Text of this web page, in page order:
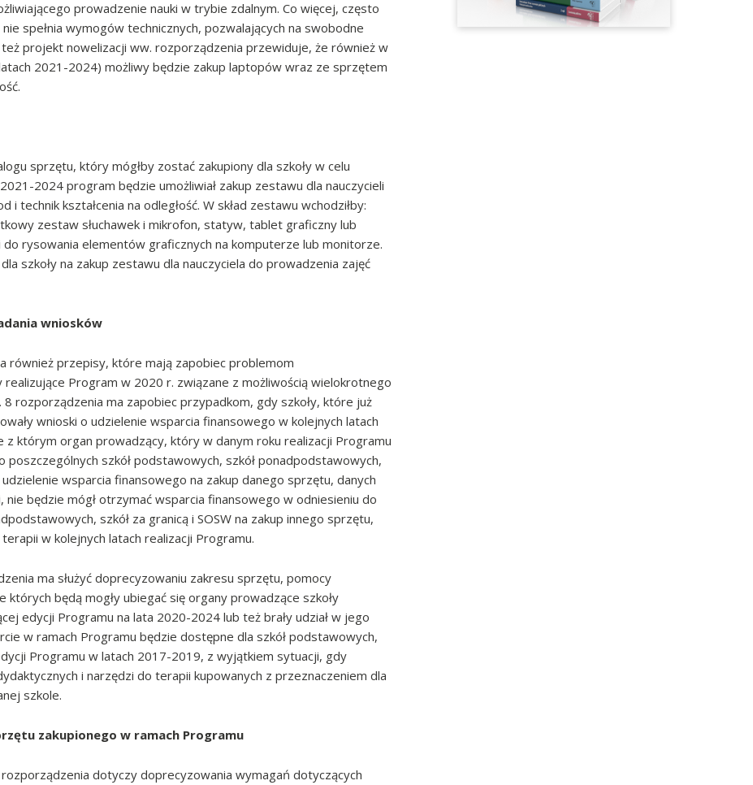
prowadzenie nauki w trybie zdalnym. Co więcej, często
spełnia wymogów technicznych, pozwalających na swobodne
projekt nowelizacji ww. rozporządzenia przewiduje, że również w
2021-2024) możliwy będzie zakup laptopów wraz ze sprzętem
sprzętu, który mógłby zostać zakupiony dla szkoły w celu
2024 program będzie umożliwiał zakup zestawu dla nauczycieli
technik kształcenia na odległość. W skład zestawu wchodziłby:
zestaw słuchawek i mikrofon, statyw, tablet graficzny lub
rysowania elementów graficznych na komputerze lub monitorze.
szkoły na zakup zestawu dla nauczyciela do prowadzenia zajęć
wniosków
również przepisy, które mają zapobiec problemom
Program w 2020 r. związane z możliwością wielokrotnego
rozporządzenia ma zapobiec przypadkom, gdy szkoły, które już
wnioski o udzielenie wsparcia finansowego w kolejnych latach
z którym organ prowadzący, który w danym roku realizacji Programu
szkół podstawowych, szkół ponadpodstawowych,
wsparcia finansowego na zakup danego sprzętu, danych
będzie mógł otrzymać wsparcia finansowego w odniesieniu do
szkół za granicą i SOSW na zakup innego sprzętu,
w kolejnych latach realizacji Programu.
ma służyć doprecyzowaniu zakresu sprzętu, pomocy
będą mogły ubiegać się organy prowadzące szkoły
edycji Programu na lata 2020-2024 lub też brały udział w jego
w ramach Programu będzie dostępne dla szkół podstawowych,
Programu w latach 2017-2019, z wyjątkiem sytuacji, gdy
i narzędzi do terapii kupowanych z przeznaczeniem dla
szkole.
zakupionego w ramach Programu
dotyczy doprecyzowania wymagań dotyczących